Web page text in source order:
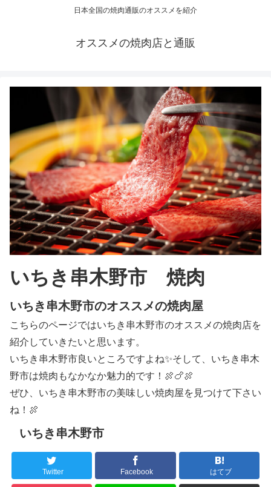
日本全国の焼肉通販のオススメを紹介
オススメの焼肉店と通販
いちき串木野市 焼肉
いちき串木野市のオススメの焼肉屋
こちらのページではいちき串木野市のオススメの焼肉店を
紹介していきたいと思います。
いちき串木野市良いところですよね✨そして、いちき串木
野市は焼肉もなかなか魅力的です！🍖🍗🍖
ぜひ、いちき串木野市の美味しい焼肉屋を見つけて下さい
ね！🍖
いちき串木野市
Twitter Facebook はてブ